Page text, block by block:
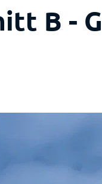
B -